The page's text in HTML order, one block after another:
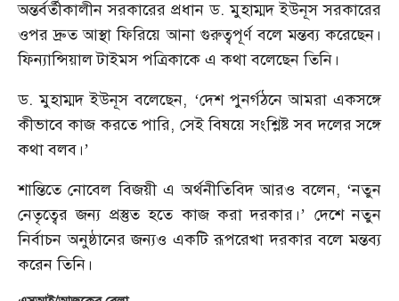
অন্তর্বর্তীকালীন সরকারের প্রধান ড. মুহাম্মদ ইউনূস সরকারের
ওপর দ্রুত আস্থা ফিরিয়ে আনা গুরুত্বপূর্ণ বলে মন্তব্য করেছেন।
ফিন্যান্সিয়াল টাইমস পত্রিকাকে এ কথা বলেছেন তিনি।
ড. মুহাম্মদ ইউনূস বলেছেন, ‘দেশ পুনর্গঠনে আমরা একসঙ্গে
কীভাবে কাজ করতে পারি, সেই বিষয়ে সংশ্লিষ্ট সব দলের সঙ্গে
কথা বলব।’
শান্তিতে নোবেল বিজয়ী এ অর্থনীতিবিদ আরও বলেন, ‘নতুন
নেতৃত্বের জন্য প্রস্তুত হতে কাজ করা দরকার।’ দেশে নতুন
নির্বাচন অনুষ্ঠানের জন্যও একটি রূপরেখা দরকার বলে মন্তব্য
করেন তিনি।